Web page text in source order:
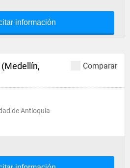
información
Comparar
de Antioquia